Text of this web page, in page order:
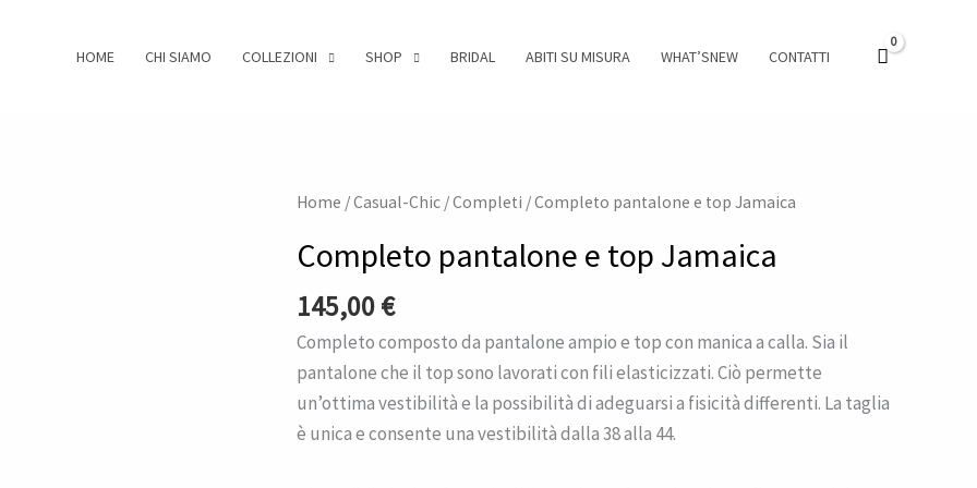
HOME CHI SIAMO COLLEZIONI SHOP BRIDAL ABITI SU MISURA WHAT’SNEW CONTATTI
Home /Casual-Chic /Completi / Completo pantalone e top Jamaica
Completo pantalone e top Jamaica
145,00€
Completo composto da pantalone ampio e top con manica a calla. Sia il
pantalone che il top sono lavorati con fili elasticizzati. Ciò permette
un’ottima vestibilità e la possibilità di adeguarsi a fisicità differenti. La taglia
è unica e consente una vestibilità dalla 38 alla 44.
Completo
e
top
Jamaica
quantità